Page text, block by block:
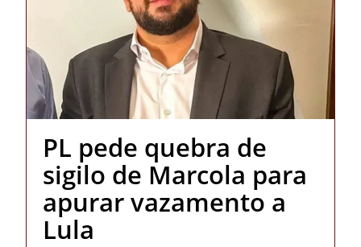
PL pede quebra de
sigilo de Marcola para
apurar vazamento a
Lula